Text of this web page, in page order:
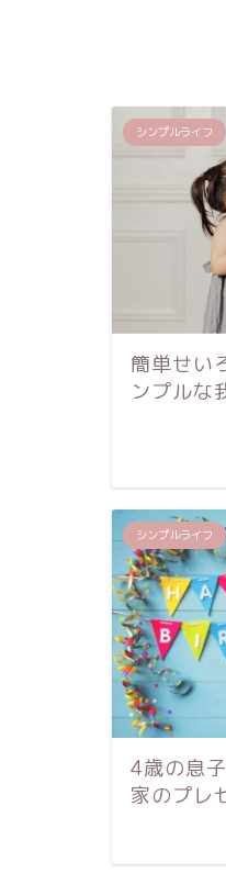
シンプルライフ
簡単せい
ンプルな
シンプルライフ
4歳の息
家のプレ